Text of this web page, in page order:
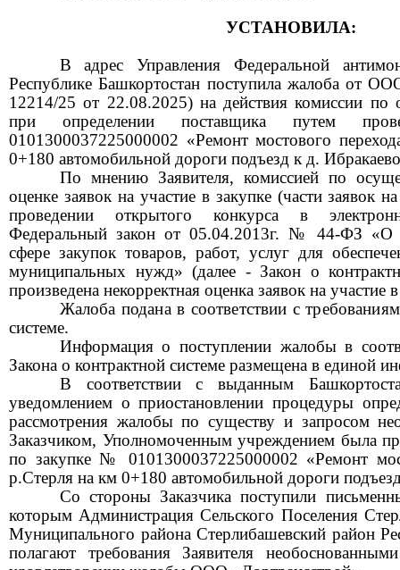
УСТАНОВИЛА:
В адрес Управления Федеральной
Республике Башкортостан поступила жалоба от
12214/25 от 22.08.2025) на действия комиссии по
при определении поставщика путем
0101300037225000002 «Ремонт мостового
0+180 автомобильной дороги подъезд к д. Ибракаево
По мнению Заявителя, комиссией по
оценке заявок на участие в закупке (части заявок
проведении открытого конкурса в
Федеральный закон от 05.04.2013г. № 44-ФЗ «О
сфере закупок товаров, работ, услуг для
муниципальных нужд» (далее - Закон о
произведена некорректная оценка заявок на участие
Жалоба подана в соответствии с
системе.
Информация о поступлении жалобы в
Закона о контрактной системе размещена в единой
В соответствии с выданным
уведомлением о приостановлении процедуры
рассмотрения жалобы по существу и запросом
Заказчиком, Уполномоченным учреждением была
по закупке № 0101300037225000002 «Ремонт
р.Стерля на км 0+180 автомобильной дороги
Со стороны Заказчика поступили
которым Администрация Сельского Поселения
Муниципального районаСтерлибашевский район
полагают требования Заявителя